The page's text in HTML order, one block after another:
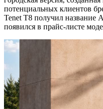
потенциальных клиентов
Tenet T8 получил название
появился в прайс-листе